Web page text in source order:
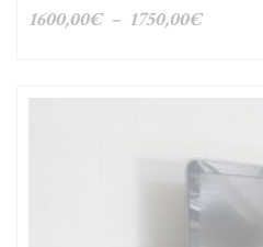
1600,00€ – 1750,00€Plage
1600,00€
1750,00€